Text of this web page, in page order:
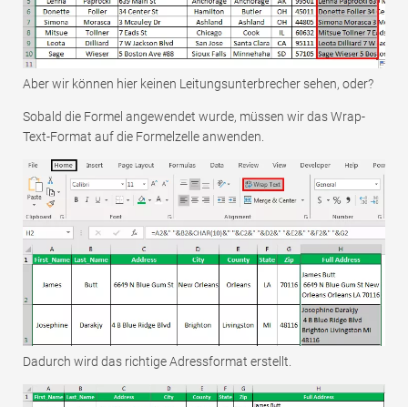
Aber wir können hier keinen Leitungsunterbrecher sehen, oder?
Sobald die Formel angewendet wurde, müssen wir das Wrap-
Text-Format auf die Formelzelle anwenden.
Dadurch wird das richtige Adressformat erstellt.